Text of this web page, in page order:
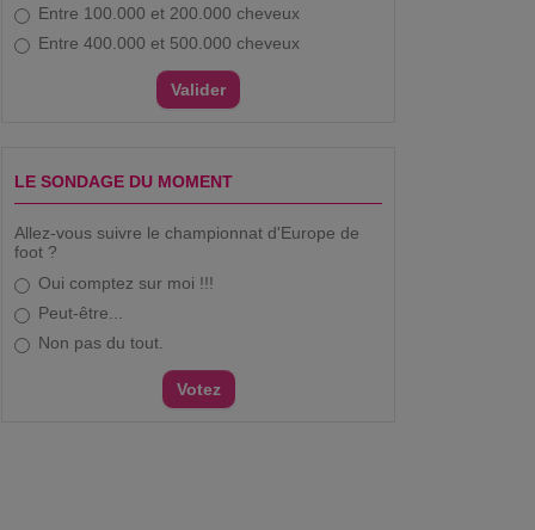
Entre 100.000 et 200.000 cheveux
Entre 400.000 et 500.000 cheveux
LE SONDAGE DU MOMENT
Allez-vous suivre le championnat d'Europe de
foot ?
Oui comptez sur moi !!!
Peut-être...
Non pas du tout.